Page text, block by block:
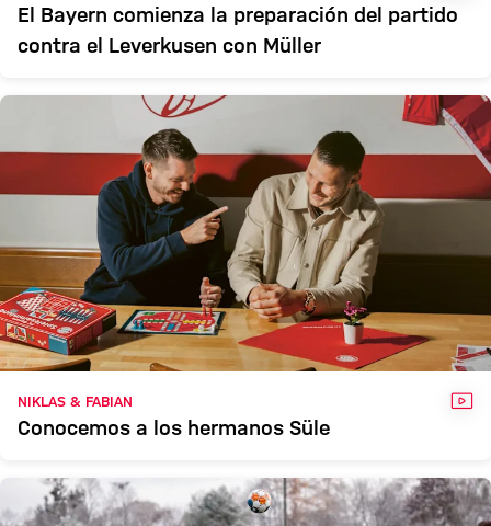
El Bayern comienza la preparación del partido
contra el Leverkusen con Müller
NIKLAS & FABIAN
Conocemos a los hermanos Süle